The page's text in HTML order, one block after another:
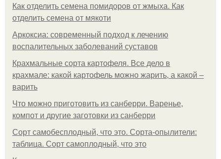
Как отделить семена помидоров от жмыха. Как
отделить семена от мякоти
Аркоксиа: современный подход к лечению
воспалительных заболеваний суставов
Крахмальные сорта картофеля. Все дело в
крахмале: какой картофель можно жарить, а какой –
варить
Что можно приготовить из санберри. Варенье,
компот и другие заготовки из санберри
Сорт самобесплодный, что это. Сорта-опылители:
таблица. Сорт самоплодный, что это